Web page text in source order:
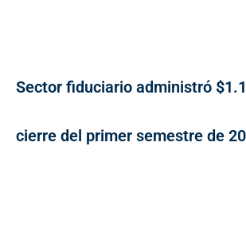
Sector fiduciario administró
cierre del primer semestre de